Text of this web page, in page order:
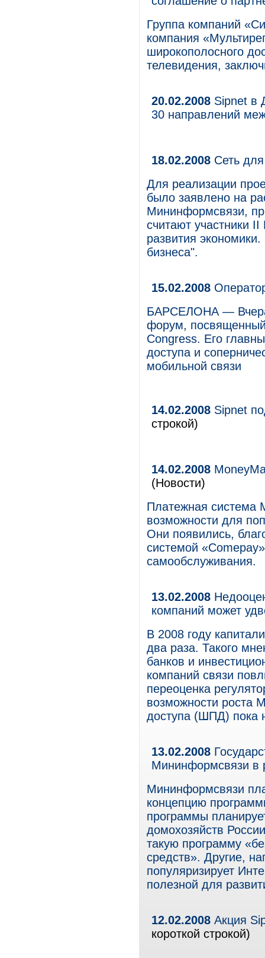
Группа компаний
компания
широкополосного
телевидения,
20.02.2008 Sipnet в
30 направлений
18.02.2008 Сеть для
Для реализации
было заявлено на
Мининформсвязи,
считают участники
развития
бизнеса".
15.02.2008
БАРСЕЛОНА — Вчера
форум,
Congress. Его
доступа и
мобильной связи
14.02.2008 Sipnet
строкой)
14.02.2008
(Новости)
Платежная система
возможности для
Они появились,
системой
самообслуживания.
13.02.2008
компаний может
В 2008 году
два раза. Такого
банков и
компаний связи
переоценка
возможности роста
доступа (ШПД) пока
13.02.2008
Мининформсвязи в
Мининформсвязи
концепцию
программы
домохозяйств
такую программу
средств». Другие,
популяризирует
полезной для
12.02.2008 Акция
короткой строкой)